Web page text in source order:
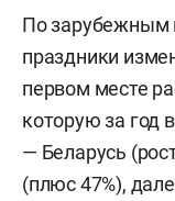
По зарубежным
праздники
первом месте
которую за год
— Беларусь
(плюс 47%),